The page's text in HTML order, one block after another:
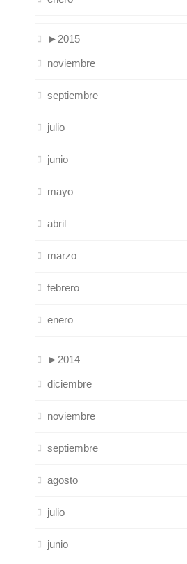
► 2015
noviembre
septiembre
julio
junio
mayo
abril
marzo
febrero
enero
► 2014
diciembre
noviembre
septiembre
agosto
julio
junio